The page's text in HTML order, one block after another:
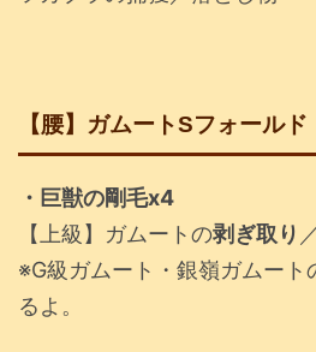
【腰】ガムートSフォールド
・巨獣の剛毛x4
【上級】ガムートの剥ぎ取り
※G級ガムート・銀嶺ガムート
るよ。